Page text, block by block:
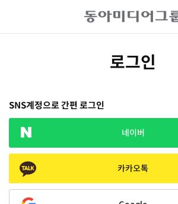
로그인
SNS계정으로 간편 로그인
네이버
카카오톡